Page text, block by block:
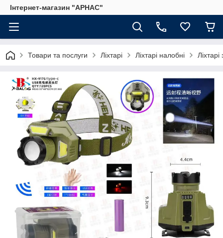
Інтернет-магазин "АРНАС"
Товари та послуги Ліхтарі Ліхтарі налобні